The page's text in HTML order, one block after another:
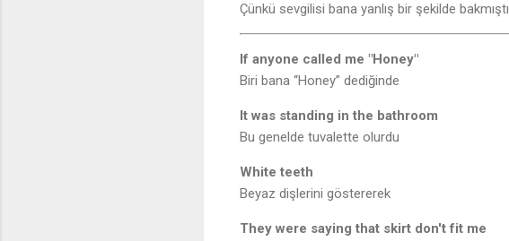
Çünkü sevgilisi bana yanlış bir şekilde bakmıştı
If anyone called me "Honey"
Biri bana “Honey” dediğinde
It was standing in the bathroom
Bu genelde tuvalette olurdu
White teeth
Beyaz dişlerini göstererek
They were saying that skirt don't fit me